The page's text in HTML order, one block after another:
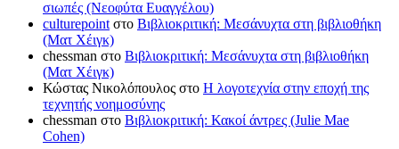
σιωπές (Νεοφύτα Ευαγγέλου)
culturepointστο Βιβλιοκριτική: Μεσάνυχτα στη βιβλιοθήκη
(Ματ Χέιγκ)
chessman στο Βιβλιοκριτική: Μεσάνυχτα στη βιβλιοθήκη
(Ματ Χέιγκ)
Κώστας Νικολόπουλος στο Η λογοτεχνία στην εποχή της
τεχνητής νοημοσύνης
chessman στο Βιβλιοκριτική: Κακοί άντρες (Julie Mae
Cohen)